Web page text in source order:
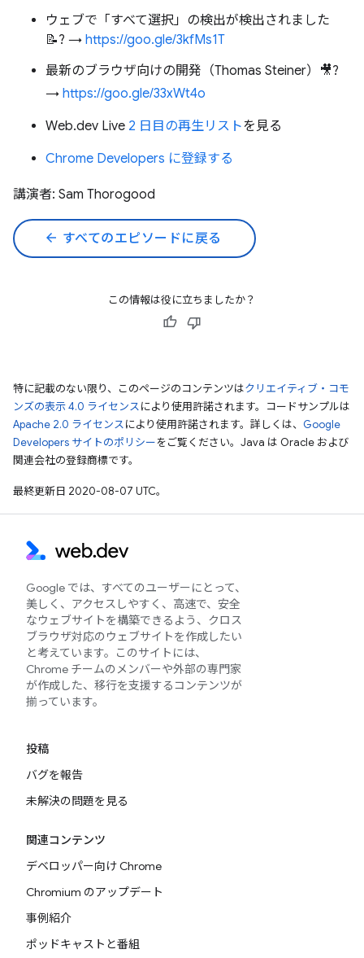
ウェブで「すべて選択」の検出が検出されました
📝? → https://goo.gle/3kfMs1T
最新のブラウザ向けの開発（Thomas Steiner）🎥?
→ https://goo.gle/33xWt4o
Web.dev Live 2 日目の再生リストを見る
Chrome Developers に登録する
講演者: Sam Thorogood
arrow_back すべてのエピソードに戻る
この情報は役に立ちましたか？
特に記載のない限り、このページのコンテンツはクリエイティブ・コモ
ンズの表示 4.0 ライセンスにより使用許諾されます。コードサンプルは
Apache 2.0 ライセンスにより使用許諾されます。詳しくは、 Google
Developers サイトのポリシーをご覧ください。Java は Oracle および
関連会社の登録商標です。
最終更新日 2020-08-07 UTC。
Google では、すべてのユーザーにとって、
美しく、アクセスしやすく、高速で、安全
なウェブサイトを構築できるよう、クロス
ブラウザ対応のウェブサイトを作成したい
と考えています。このサイトには、
Chrome チームのメンバーや外部の専門家
が作成した、移行を支援するコンテンツが
揃っています。
投稿
バグを報告
未解決の問題を見る
関連コンテンツ
デベロッパー向け Chrome
Chromium のアップデート
事例紹介
ポッドキャストと番組